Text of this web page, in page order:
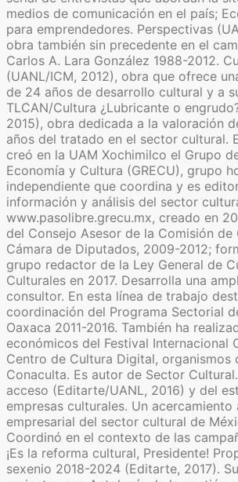
medios de comunicación en el país;
para emprendedores. Perspectivas
obra también sin precedente en el
Carlos A. Lara González 1988-2012.
(UANL/ICM, 2012), obra que ofrece
de 24 años de desarrollo cultural y a
TLCAN/Cultura ¿Lubricante o
2015), obra dedicada a la valoración
años del tratado en el sector cultural.
creó en la UAM Xochimilco el Grupo
Economía y Cultura (GRECU), grupo
independiente que coordina y es
información y análisis del sector
www.pasolibre.grecu.mx, creado en
del Consejo Asesor de la Comisión de
Cámara de Diputados, 2009-2012;
grupo redactor de la Ley General de
Culturales en 2017. Desarrolla una
consultor. En esta línea de trabajo
coordinación del Programa Sectorial
Oaxaca 2011-2016. También ha
económicos del Festival Internacional
Centro de Cultura Digital, organismos
Conaculta. Es autor de Sector
acceso (Editarte/UANL, 2016) y del
empresas culturales. Un acercamiento
empresarial del sector cultural de
Coordinó en el contexto de las
¡Es la reforma cultural, Presidente!
sexenio 2018-2024 (Editarte, 2017).